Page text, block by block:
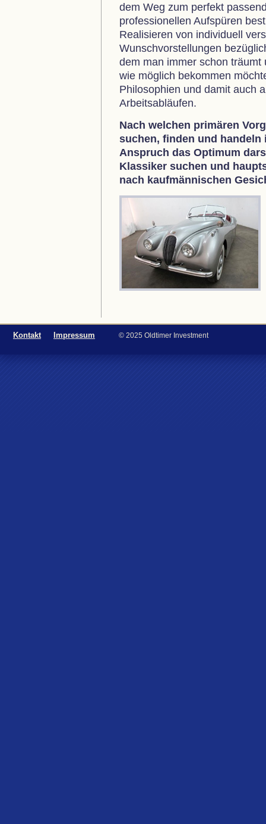
dem Weg zum perfekt
professionellen Aufspüren
Realisieren von individuell
Wunschvorstellungen
dem man immer schon
wie möglich bekommen
Philosophien und damit auch
Arbeitsabläufen.
Nach welchen primären
suchen, finden und
Anspruch das Optimum
Klassiker suchen und
nach kaufmännischen
Kontakt Impressum © 2025 Oldtimer Investment